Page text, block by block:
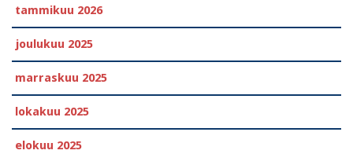
tammikuu 2026
joulukuu 2025
marraskuu 2025
lokakuu 2025
elokuu 2025